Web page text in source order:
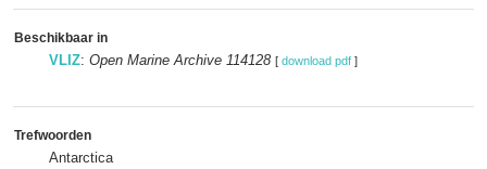
Beschikbaar in
VLIZ: Open Marine Archive 114128 [ download pdf ]
Trefwoorden
Antarctica